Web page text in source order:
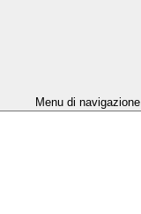
Menu di navigazione